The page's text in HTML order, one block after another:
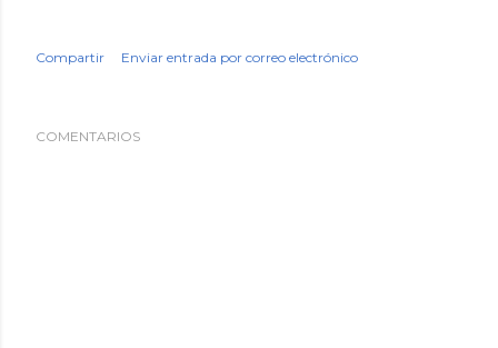
Compartir Enviar entrada por correo electrónico
COMENTARIOS